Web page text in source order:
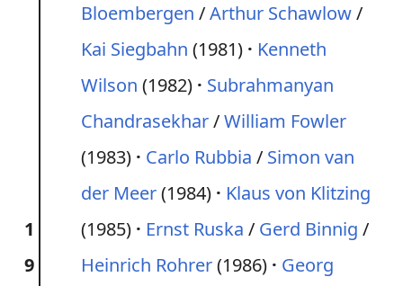
1
9
Bloembergen /Arthur Schawlow/
Kai Siegbahn (1981)
Kenneth
Wilson (1982)
Subrahmanyan
Chandrasekhar/William Fowler
(1983)
Carlo Rubbia / Simon van
der Meer(1984)
Klaus von Klitzing
(1985)
Ernst Ruska / Gerd Binnig /
Heinrich Rohrer(1986)
Georg